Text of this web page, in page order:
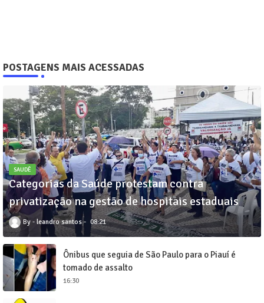
POSTAGENS MAIS ACESSADAS
SAUDÊ
Categorias da Saúde protestam contra
privatização na gestão de hospitais estaduais
leandro santos 08:21
Ônibus que seguia de São Paulo para o Piauí é
tomado de assalto
16:30